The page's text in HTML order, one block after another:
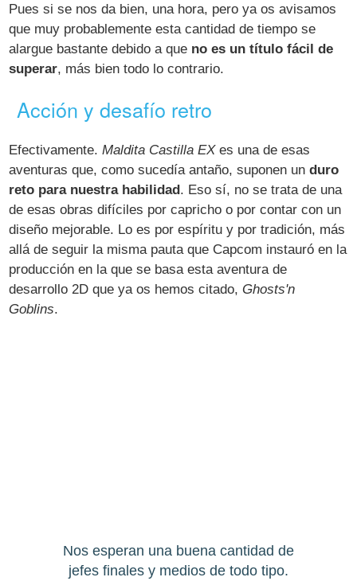
Pues si se nos da bien, una hora, pero ya os avisamos
que muy probablemente esta cantidad de tiempo se
alargue bastante debido a que no es un título fácil de
superar, más bien todo lo contrario.
Acción y desafío retro
Efectivamente.Maldita Castilla EXes una de esas
aventuras que, como sucedía antaño, suponen unduro
reto para nuestra habilidad . Eso sí, no se trata de una
de esas obras difíciles por capricho o por contar con un
diseño mejorable. Lo es por espíritu y por tradición, más
allá de seguir la misma pauta que Capcom instauró en la
producción en la que se basa esta aventura de
desarrollo 2D que ya os hemos citado,Ghosts'n
Goblins.
Nos esperan una buena cantidad de
jefes finales y medios de todo tipo.